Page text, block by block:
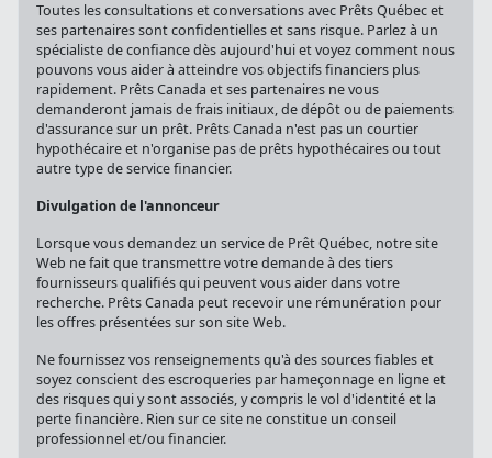
Toutes les consultations et conversations avec Prêts Québec et
ses partenaires sont confidentielles et sans risque. Parlez à un
spécialiste de confiance dès aujourd'hui et voyez comment nous
pouvons vous aider à atteindre vos objectifs financiers plus
rapidement. Prêts Canada et ses partenaires ne vous
demanderont jamais de frais initiaux, de dépôt ou de paiements
d'assurance sur un prêt. Prêts Canada n'est pas un courtier
hypothécaire et n'organise pas de prêts hypothécaires ou tout
autre type de service financier.
Divulgation de l'annonceur
Lorsque vous demandez un service de Prêt Québec, notre site
Web ne fait que transmettre votre demande à des tiers
fournisseurs qualifiés qui peuvent vous aider dans votre
recherche. Prêts Canada peut recevoir une rémunération pour
les offres présentées sur son site Web.
Ne fournissez vos renseignements qu'à des sources fiables et
soyez conscient des escroqueries par hameçonnage en ligne et
des risques qui y sont associés, y compris le vol d'identité et la
perte financière. Rien sur ce site ne constitue un conseil
professionnel et/ou financier.